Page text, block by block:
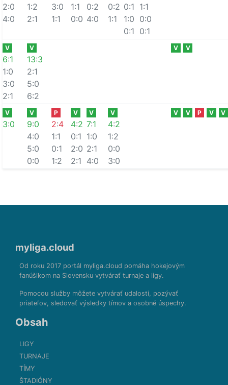
2:0
4:0
1:2
2:1
3:0
1:1
1:1
0:0
0:2
4:0
0:2
1:1
0:1
1:0
0:1
1:1
0:0
0:1
V
6:1
1:0
3:0
2:1
V
13:3
2:1
5:0
6:2
V V
V
3:0
V
9:0
4:0
5:0
0:0
P
2:4
1:1
0:1
1:2
V
4:2
0:1
2:0
2:1
V
7:1
1:0
2:1
4:0
V
4:2
1:2
0:0
3:0
V V P V V
myliga.cloud
Od roku 2017 portál myliga.cloud pomáha hokejovým
fanúšikom na Slovensku vytvárať turnaje a ligy.
Pomocou služby môžete vytvárať udalosti, pozývať
priateľov, sledovať výsledky tímov a osobné úspechy.
Obsah
LIGY
TURNAJE
TÍMY
ŠTADIÓNY